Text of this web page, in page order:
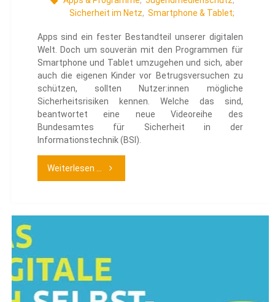
Sicherheit im Netz, Smartphone & Tablet;
Apps sind ein fester Bestandteil unserer digitalen
Welt. Doch um souverän mit den Programmen für
Smartphone und Tablet umzugehen und sich, aber
auch die eigenen Kinder vor Betrugsversuchen zu
schützen, sollten Nutzer:innen mögliche
Sicherheitsrisiken kennen. Welche das sind,
beantwortet eine neue Videoreihe des
Bundesamtes für Sicherheit in der
Informationstechnik (BSI).
Weiterlesen ... "Cyber-
zur
App-